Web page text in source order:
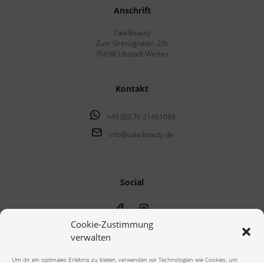
Cookie-Zustimmung
verwalten
Um dir ein optimales Erlebnis zu bieten, verwenden wir Technologien wie Cookies, um
Anschrift
Cala Beauty
Zum Grenzgraben 23c
76698 Ubstadt-Weiher
Kontakt
+49 (0)176 21461089
info@cala-beauty.de
Social